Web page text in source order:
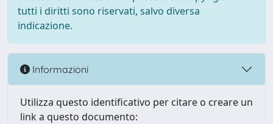
tutti i diritti sono riservati, salvo diversa
indicazione.
Informazioni
Utilizza questo identificativo per citare o creare un
link a questo documento: